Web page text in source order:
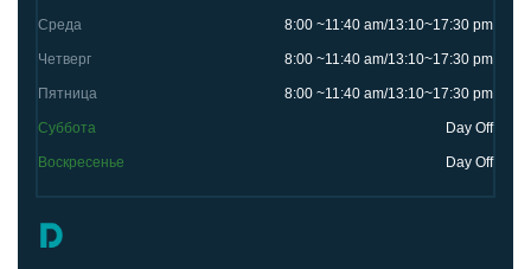
Среда 8:00 ~11:40 am/13:10~17:30 pm
Четверг 8:00 ~11:40 am/13:10~17:30 pm
Пятница 8:00 ~11:40 am/13:10~17:30 pm
Суббота Day Off
Воскресенье Day Off